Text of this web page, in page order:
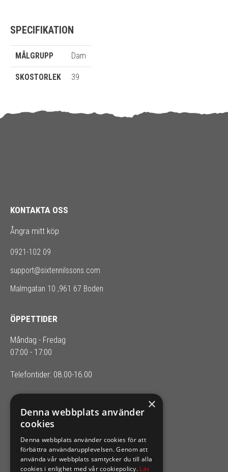
SPECIFIKATION
MÅLGRUPP Dam
SKOSTORLEK 39
KONTAKTA OSS
Ångra mitt köp
0921-102 09
support@sixtennilssons.com
Malmgatan 10 ,961 67 Boden
ÖPPETTIDER
Måndag - Fredag
07:00 - 17:00
Telefontider: 08.00-16.00
SIXTEN NILSSONS
Organisationsnummer 556164-2652
×
Denna webbplats använder
cookies
Denna webbplats använder cookies för att
förbättra användarupplevelsen. Genom att
använda vår webbplats samtycker du till alla
cookies i enlighet med vår cookiepolicy. Läs